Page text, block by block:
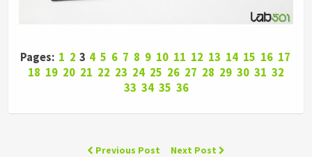
Pages: 1 2 3 4 5 6 7 8 9 10 11 12 13 14 15 16 17
18 19 20 21 22 23 24 25 26 27 28 29 30 31 32
33 34 35 36
Previous Post Next Post